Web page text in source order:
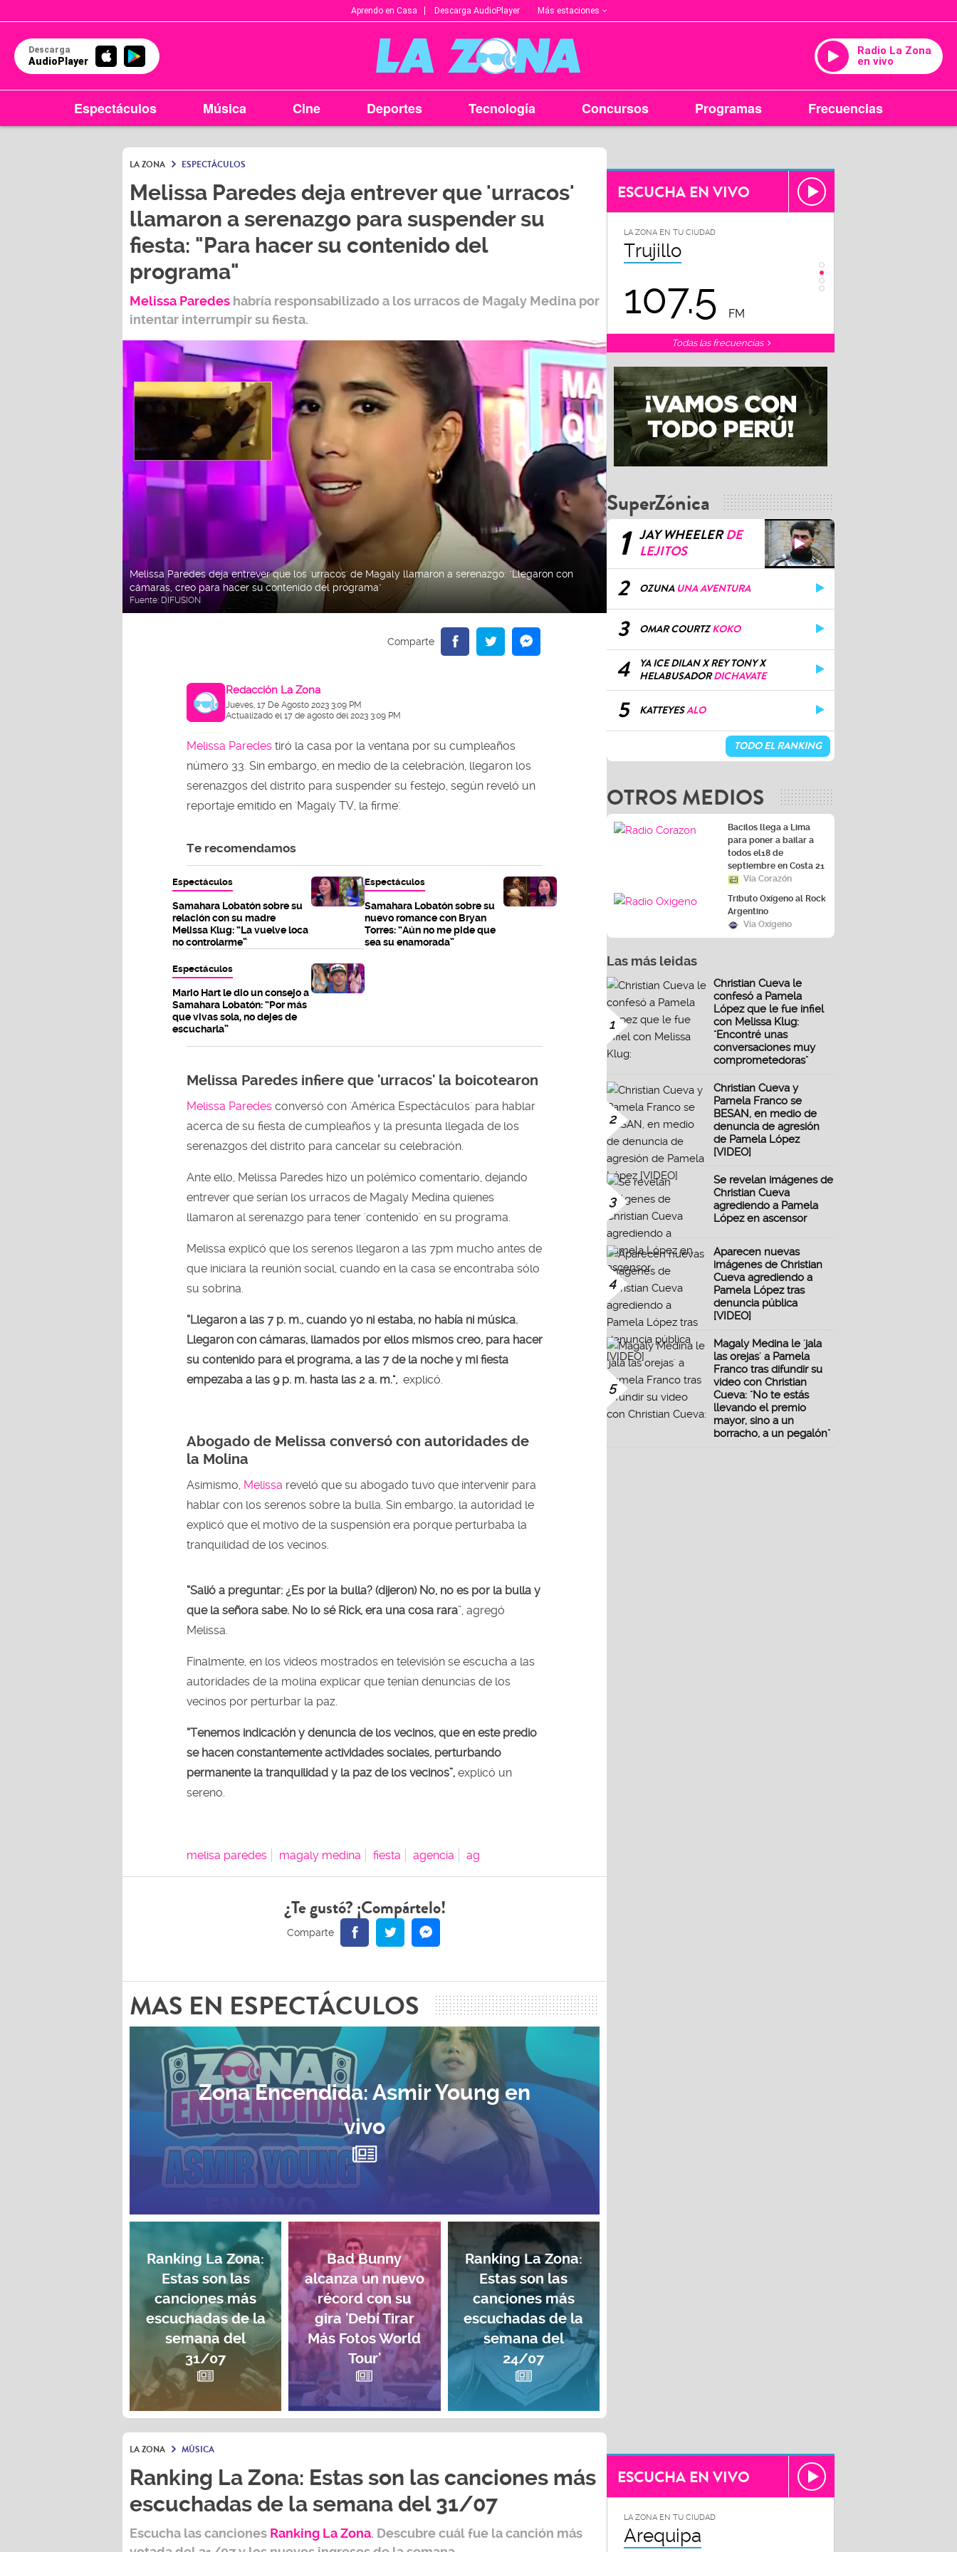
Aprendo en Casa Descarga AudioPlayer Más estaciones
Descarga
AudioPlayer
Radio La Zona
en vivo
Espectáculos Música Cine Deportes Tecnología Concursos Programas Frecuencias
LA ZONA ESPECTÁCULOS
Melissa Paredes deja entrever que 'urracos'
llamaron a serenazgo para suspender su
fiesta: "Para hacer su contenido del
programa"
Melissa Paredes habría responsabilizado a los urracos de Magaly Medina por
intentar interrumpir su fiesta.
Melissa Paredes deja entrever que los 'urracos' de Magaly llamaron a serenazgo: "Llegaron con
cámaras, creo para hacer su contenido del programa"
Fuente: DIFUSION
Redacción La Zona
Jueves, 17 De Agosto 2023 3:09 PM
Actualizado el 17 de agosto del 2023 3:09 PM
Melissa Paredes tiró la casa por la ventana por su cumpleaños
número 33. Sin embargo, en medio de la celebración, llegaron los
serenazgos del distrito para suspender su festejo, según reveló un
reportaje emitido en 'Magaly TV, la firme'.
Te recomendamos
Espectáculos
Samahara Lobatón sobre su
relación con su madre
Melissa Klug: “La vuelve loca
no controlarme”
Espectáculos
Samahara Lobatón sobre su
nuevo romance con Bryan
Torres: “Aún no me pide que
sea su enamorada”
Espectáculos
Mario Hart le dio un consejo a
Samahara Lobatón: “Por más
que vivas sola, no dejes de
escucharla”
Melissa Paredes infiere que 'urracos' la boicotearon
Melissa Paredes conversó con 'América Espectáculos' para hablar
acerca de su fiesta de cumpleaños y la presunta llegada de los
serenazgos del distrito para cancelar su celebración.
Ante ello, Melissa Paredes hizo un polémico comentario, dejando
entrever que serían los urracos de Magaly Medina quienes
llamaron al serenazgo para tener 'contenido' en su programa.
Melissa explicó que los serenos llegaron a las 7pm mucho antes de
que iniciara la reunión social, cuando en la casa se encontraba sólo
su sobrina.
“Llegaron a las 7 p. m., cuando yo ni estaba, no había ni música.
Llegaron con cámaras, llamados por ellos mismos creo, para hacer
su contenido para el programa, a las 7 de la noche y mi fiesta
empezaba a las 9 p. m. hasta las 2 a. m.", explicó.
Abogado de Melissa conversó con autoridades de
la Molina
Asimismo, Melissa reveló que su abogado tuvo que intervenir para
hablar con los serenos sobre la bulla. Sin embargo, la autoridad le
explicó que el motivo de la suspensión era porque perturbaba la
tranquilidad de los vecinos.
“Salió a preguntar: ¿Es por la bulla? (dijeron) No, no es por la bulla y
que la señora sabe. No lo sé Rick, era una cosa rara”, agregó
Melissa.
Finalmente, en los videos mostrados en televisión se escucha a las
autoridades de la molina explicar que tenían denuncias de los
vecinos por perturbar la paz.
“Tenemos indicación y denuncia de los vecinos, que en este predio
se hacen constantemente actividades sociales, perturbando
permanente la tranquilidad y la paz de los vecinos”, explicó un
sereno.
melisa paredes magaly medina fiesta agencia ag
¿Te gustó? ¡Compártelo!
MAS EN ESPECTÁCULOS
Zona Encendida: Asmir Young en
vivo
Ranking La Zona:
Estas son las
canciones más
escuchadas de la
semana del
31/07
Bad Bunny
alcanza un nuevo
récord con su
gira 'Debí Tirar
Más Fotos World
Tour'
Ranking La Zona:
Estas son las
canciones más
escuchadas de la
semana del
24/07
ESCUCHA EN VIVO
LA ZONA EN TU CIUDAD
Arequipa
95.9
LA ZONA EN TU CIUDAD
Trujillo
107.5 FM 102.3
Todas las frecuencias
SuperZónica
1 JAY WHEELERDE
LEJITOS
2 OZUNA UNA AVENTURA
3 OMAR COURTZKOKO
4
YA ICE DILAN X REY TONY X
HELABUSADORDICHAVATE
5 KATTEYESALO
TODO EL RANKING
OTROS MEDIOS
Bacilos llega a Lima
para poner a bailar a
todos el18 de
septiembre en Costa 21
Vía Corazón
Tributo Oxígeno al Rock
Argentino
Vía Oxígeno
Las más leidas
1
Christian Cueva le
confesó a Pamela
López que le fue infiel
con Melissa Klug:
"Encontré unas
conversaciones muy
comprometedoras"
2
Christian Cueva y
Pamela Franco se
BESAN, en medio de
denuncia de agresión
de Pamela López
[VIDEO]
3
Se revelan imágenes de
Christian Cueva
agrediendo a Pamela
López en ascensor
4
Aparecen nuevas
imágenes de Christian
Cueva agrediendo a
Pamela López tras
denuncia pública
[VIDEO]
5
Magaly Medina le 'jala
las orejas' a Pamela
Franco tras difundir su
video con Christian
Cueva: "No te estás
llevando el premio
mayor, sino a un
borracho, a un pegalón"
LA ZONA MÚSICA
Ranking La Zona: Estas son las canciones más
escuchadas de la semana del 31/07
Escucha las canciones Ranking La Zona. Descubre cuál fue la canción más
ESCUCHA EN VIVO
LA ZONA EN TU CIUDAD
Arequipa